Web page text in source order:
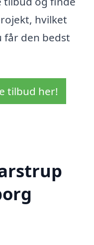
hvilket
får den bedst
tilbud her!